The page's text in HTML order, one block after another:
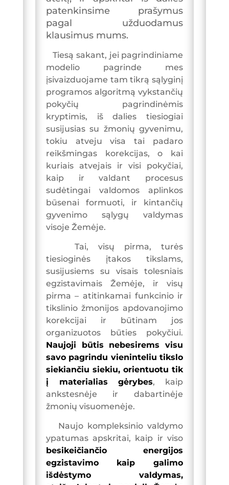
patenkinsime prašymus
pagal užduodamus
klausimus mums.
Tiesą sakant, jei pagrindiniame
modelio pagrinde mes
įsivaizduojame tam tikrą sąlyginį
programos algoritmą vykstančių
pokyčių pagrindinėmis
kryptimis, iš dalies tiesiogiai
susijusias su žmonių gyvenimu,
tokiu atveju visa tai padaro
reikšmingas korekcijas, o kai
kuriais atvejais ir visi pokyčiai,
kaip ir valdant procesus
sudėtingai valdomos aplinkos
būsenai formuoti, ir kintančių
gyvenimo sąlygų valdymas
visoje Žemėje.
Tai, visų pirma, turės
tiesioginės įtakos tikslams,
susijusiems su visais tolesniais
egzistavimais Žemėje, ir visų
pirma – atitinkamai funkcinio ir
tikslinio žmonijos apdovanojimo
korekcijai ir būtinam jos
organizuotos būties pokyčiui.
Naujoji būtis nebesirems visu
savo pagrindu vieninteliu tikslo
siekiančiu siekiu, orientuotu tik
į materialias gėrybes, kaip
ankstesnėje ir dabartinėje
žmonių visuomenėje.
Naujo kompleksinio valdymo
ypatumas apskritai, kaip ir viso
besikeičiančio energijos
egzistavimo kaip galimo
išdėstymo valdymas,